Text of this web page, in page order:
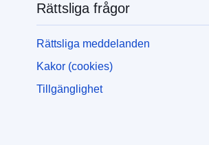
Rättsliga frågor
Rättsliga meddelanden
Kakor (cookies)
Tillgänglighet